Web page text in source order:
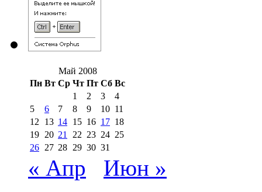
Май 2008
Пн Вт Ср Чт Пт Сб Вс
1
2 3
4
5
6 7 8 9 10 11
12
13 14 15 16 17 18
19 20 21 22 23 24 25
26 27 28 29 30 31
« Апр Июн »